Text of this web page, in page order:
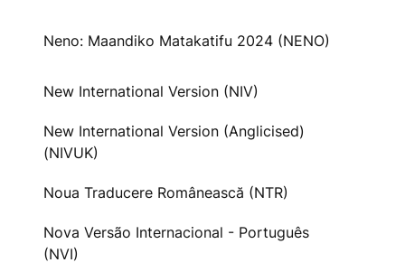
Neno: Maandiko Matakatifu 2024 (NENO)
New International Version (NIV)
New International Version (Anglicised)
(NIVUK)
Noua Traducere Românească (NTR)
Nova Versão Internacional - Português
(NVI)